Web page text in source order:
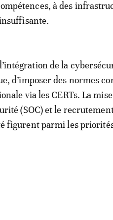
à des
de la
d’imposer des normes
via les CERTs. La
(SOC) et le
figurent parmi les